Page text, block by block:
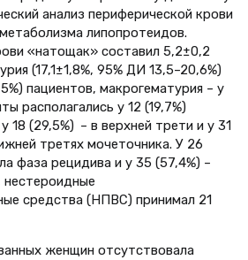
анализ периферической крови
липопротеидов.
«натощак» составил 5,2±0,2
(17,1±1,8%, 95% ДИ 13,5–20,6%)
пациентов, макрогематурия – у
располагались у 12 (19,7%)
18 (29,5%) – в верхней трети и у 31
третях мочеточника. У 26
фаза рецидива и у 35 (57,4%) –
средства (НПВС) принимал 21
женщин отсутствовала